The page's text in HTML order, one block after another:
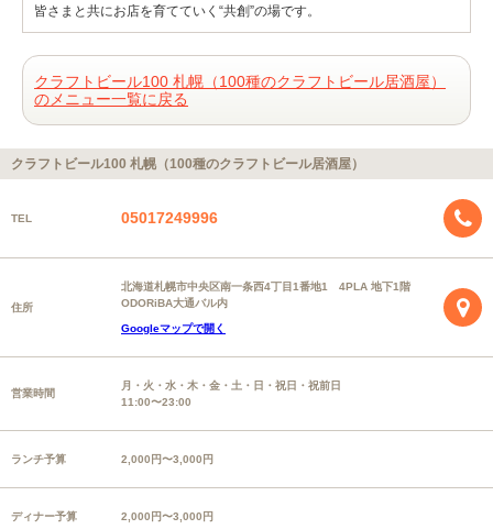
皆さまと共にお店を育てていく“共創”の場です。
クラフトビール100 札幌（100種のクラフトビール居酒屋）
のメニュー一覧に戻る
クラフトビール100 札幌（100種のクラフトビール居酒屋）
TEL 05017249996
住所
北海道札幌市中央区南一条西4丁目1番地1 4PLA 地下1階
ODORiBA大通バル内
Googleマップで開く
営業時間
月・火・水・木・金・土・日・祝日・祝前日
11:00〜23:00
ランチ予算 2,000円〜3,000円
ディナー予算 2,000円〜3,000円